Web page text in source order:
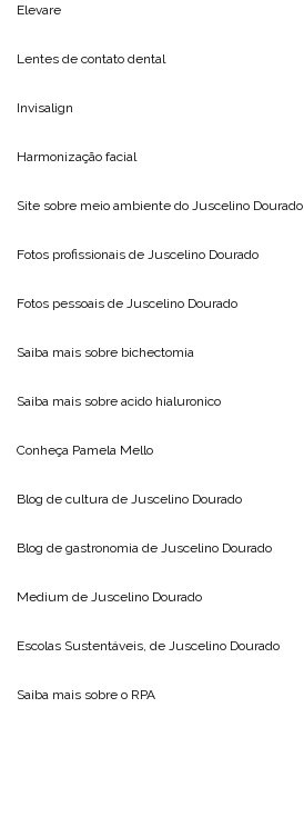
Elevare
Lentes de contato dental
Invisalign
Harmonização facial
Site sobre meio ambiente do Juscelino Dourado
Fotos profissionais de Juscelino Dourado
Fotos pessoais de Juscelino Dourado
Saiba mais sobre bichectomia
Saiba mais sobre acido hialuronico
Conheça Pamela Mello
Blog de cultura de Juscelino Dourado
Blog de gastronomia de Juscelino Dourado
Medium de Juscelino Dourado
Escolas Sustentáveis, de Juscelino Dourado
Saiba mais sobre o RPA